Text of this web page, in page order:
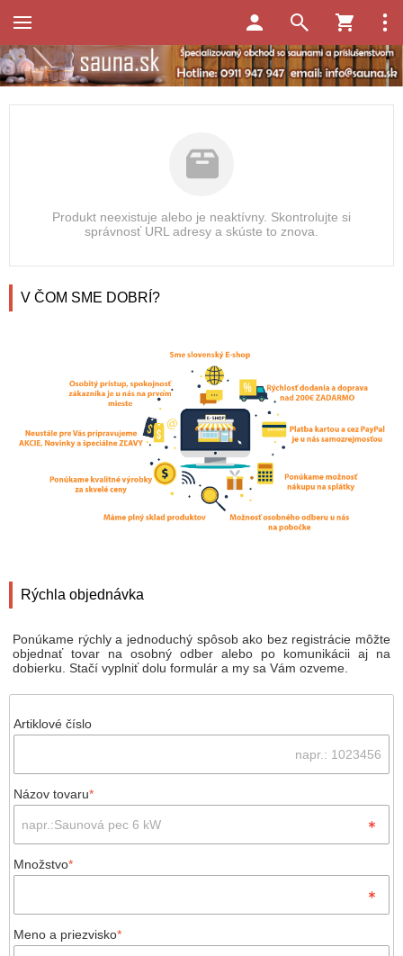
Rýchla objednávka
Ponúkame rýchly a jednoduchý spôsob ako bez registrácie môžte
objednať tovar na osobný odber alebo po komunikácii aj na
dobierku. Stačí vyplniť dolu formulár a my sa Vám ozveme.
Artiklové číslo
Názov tovaru*
Množstvo*
Meno a priezvisko*
Produkt neexistuje alebo je neaktívny. Skontrolujte si
správnosť URL adresy a skúste to znova.
V ČOM SME DOBRÍ?